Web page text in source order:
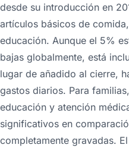
desde su introducción en
artículos básicos de
educación. Aunque el 5%
bajas globalmente, está
lugar de añadido al cierre,
gastos diarios. Para
educación y atención
significativos en
completamente gravadas.